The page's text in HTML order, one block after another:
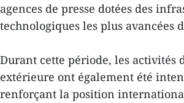
agences de presse dotées des
technologiques les plus avancées
Durant cette période, les activités
extérieure ont également été
renforçant la position